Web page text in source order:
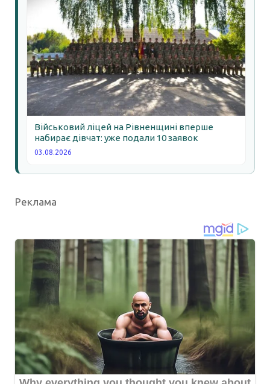
Військовий ліцей на Рівненщині вперше
набирає дівчат: уже подали 10 заявок
03.08.2026
Реклама